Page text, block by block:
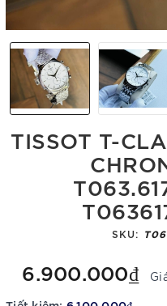
TISSOT T-
SKU:
6.900.000₫